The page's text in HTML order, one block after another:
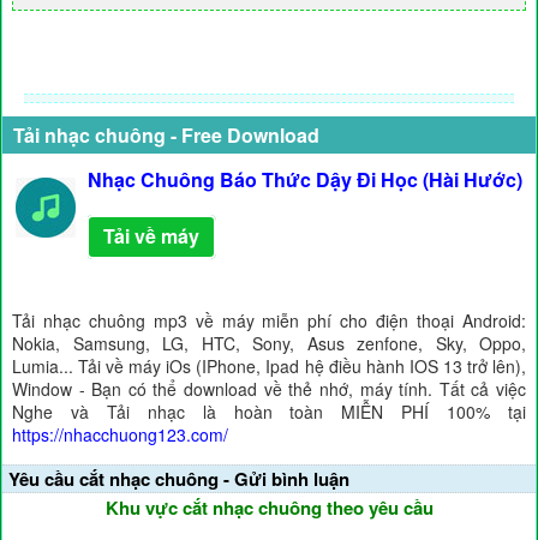
Tải nhạc chuông - Free Download
Nhạc Chuông Báo Thức Dậy Đi Học (Hài Hước)
Tải về máy
Tải nhạc chuông mp3 về máy miễn phí cho điện thoại Android:
Nokia, Samsung, LG, HTC, Sony, Asus zenfone, Sky, Oppo,
Lumia... Tải về máy iOs (IPhone, Ipad hệ điều hành IOS 13 trở lên),
Window - Bạn có thể download về thẻ nhớ, máy tính. Tất cả việc
Nghe và Tải nhạc là hoàn toàn MIỄN PHÍ 100% tại
https://nhacchuong123.com/
Yêu cầu cắt nhạc chuông - Gửi bình luận
Khu vực cắt nhạc chuông theo yêu cầu